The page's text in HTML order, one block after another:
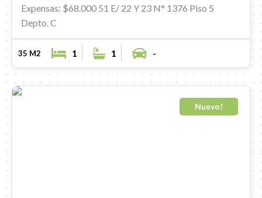
Expensas: $68.000 51 E/ 22 Y 23 N° 1376 Piso 5
Depto. C
35 M2 1 1 -
Nuevo!